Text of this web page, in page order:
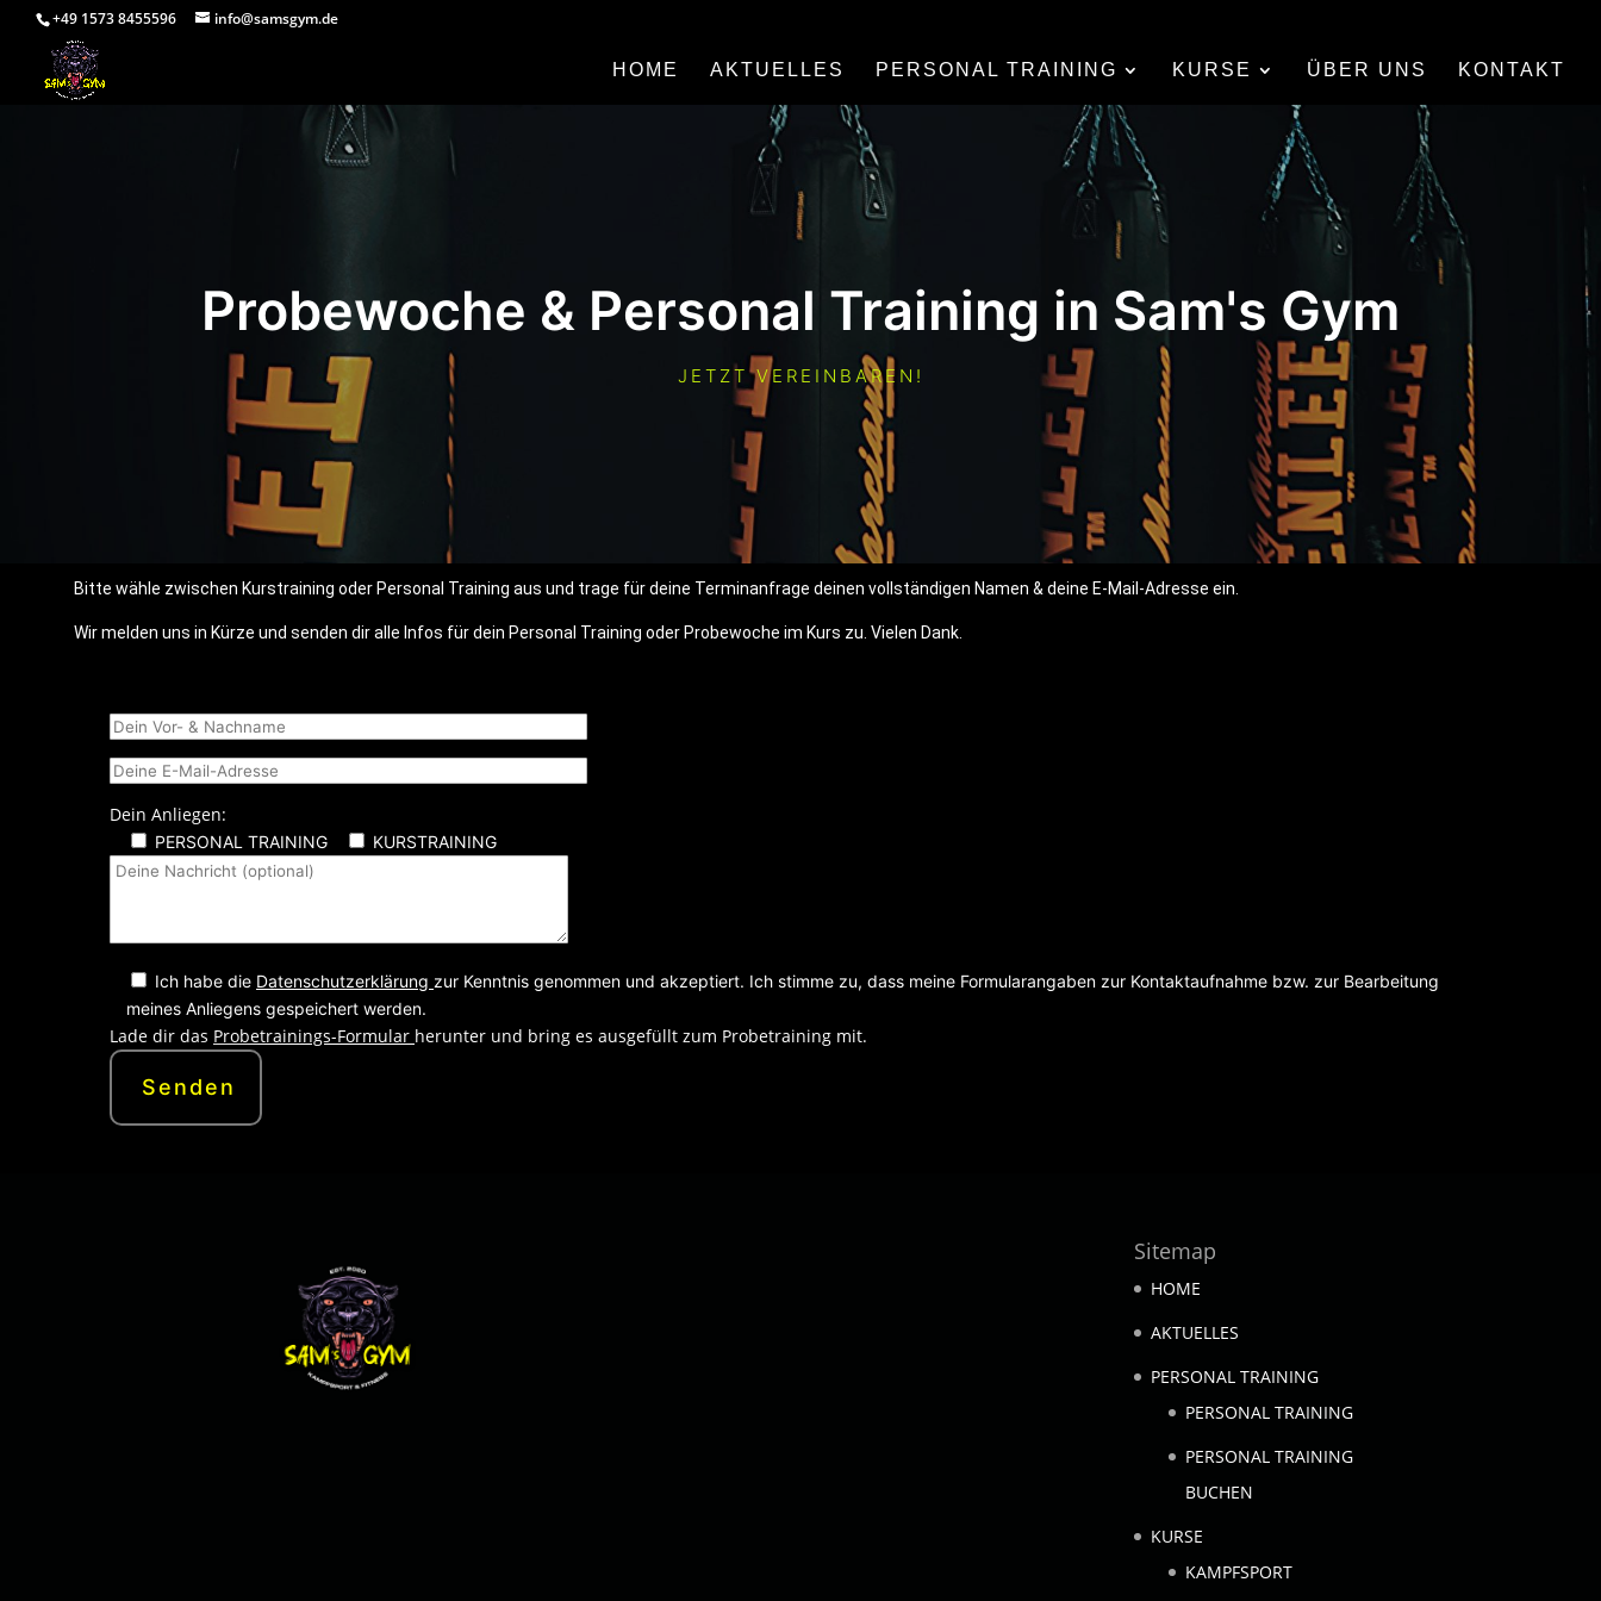
+49 1573 8455596 info@samsgym.de
HOME AKTUELLES PERSONAL TRAINING KURSE ÜBER UNS KONTAKT
Probewoche & Personal Training in Sam's Gym
JETZT VEREINBAREN!
Bitte wähle zwischen Kurstraining oder Personal Training aus und trage für deine Terminanfrage deinen vollständigen Namen & deine E-Mail-Adresse ein.
Wir melden uns in Kürze und senden dir alle Infos für dein Personal Training oder Probewoche im Kurs zu. Vielen Dank.
Dein Anliegen:
PERSONAL TRAINING KURSTRAINING
Ich habe die Datenschutzerklärung zur Kenntnis genommen und akzeptiert. Ich stimme zu, dass meine Formularangaben zur Kontaktaufnahme bzw. zur Bearbeitung
meines Anliegens gespeichert werden.
Lade dir das Probetrainings-Formular herunter und bring es ausgefüllt zum Probetraining mit.
Senden
Sitemap
HOME
AKTUELLES
PERSONAL TRAINING
PERSONAL TRAINING
PERSONAL TRAINING
BUCHEN
KURSE
KAMPFSPORT